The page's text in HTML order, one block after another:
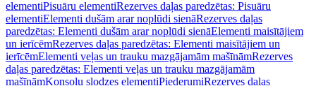
elementiPisuāru elementiRezerves daļas paredzētas: Pisuāru
elementiElementi dušām arar noplūdi sienāRezerves daļas
paredzētas: Elementi dušām arar noplūdi sienāElementi maisītājiem
un ierīcēmRezerves daļas paredzētas: Elementi maisītājiem un
ierīcēmElementi veļas un trauku mazgājamām mašīnāmRezerves
daļas paredzētas: Elementi veļas un trauku mazgājamām
mašīnāmKonsoļu slodzes elementiPiederumiRezerves daļas